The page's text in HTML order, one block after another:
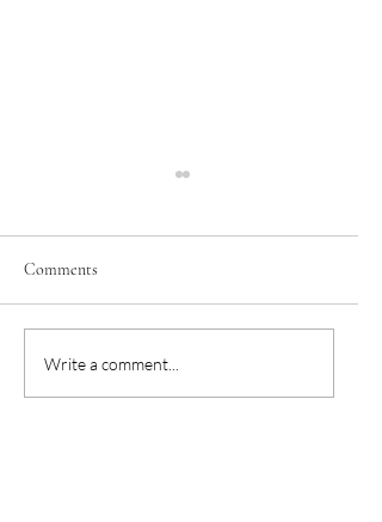
華語教師怎麼教中文發
Comments
Write a comment...